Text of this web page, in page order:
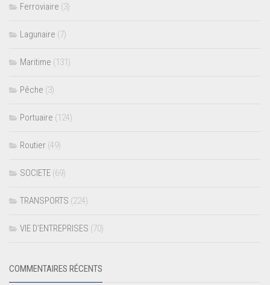
Ferroviaire (3)
Lagunaire (7)
Maritime (131)
Pêche (3)
Portuaire (124)
Routier (49)
SOCIETE (69)
TRANSPORTS (224)
VIE D’ENTREPRISES (70)
COMMENTAIRES RÉCENTS